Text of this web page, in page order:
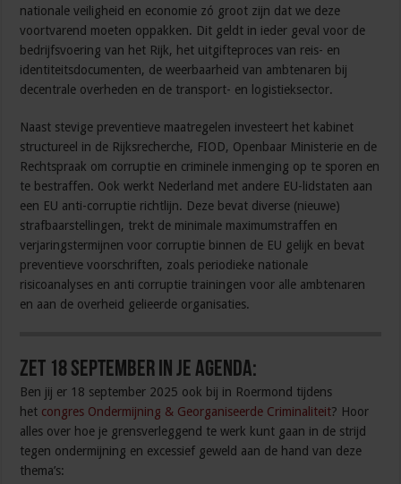
nationale veiligheid en economie zó groot zijn dat we deze
voortvarend moeten oppakken. Dit geldt in ieder geval voor de
bedrijfsvoering van het Rijk, het uitgifteproces van reis- en
identiteitsdocumenten, de weerbaarheid van ambtenaren bij
decentrale overheden en de transport- en logistieksector.
Naast stevige preventieve maatregelen investeert het kabinet
structureel in de Rijksrecherche, FIOD, Openbaar Ministerie en de
Rechtspraak om corruptie en criminele inmenging op te sporen en
te bestraffen. Ook werkt Nederland met andere EU-lidstaten aan
een EU anti-corruptie richtlijn. Deze bevat diverse (nieuwe)
strafbaarstellingen, trekt de minimale maximumstraffen en
verjaringstermijnen voor corruptie binnen de EU gelijk en bevat
preventieve voorschriften, zoals periodieke nationale
risicoanalyses en anti corruptie trainingen voor alle ambtenaren
en aan de overheid gelieerde organisaties.
Zet 18 september in je agenda:
Ben jij er 18 september 2025 ook bij in Roermond tijdens
het congres Ondermijning & Georganiseerde Criminaliteit? Hoor
alles over hoe je grensverleggend te werk kunt gaan in de strijd
tegen ondermijning en excessief geweld aan de hand van deze
thema’s: